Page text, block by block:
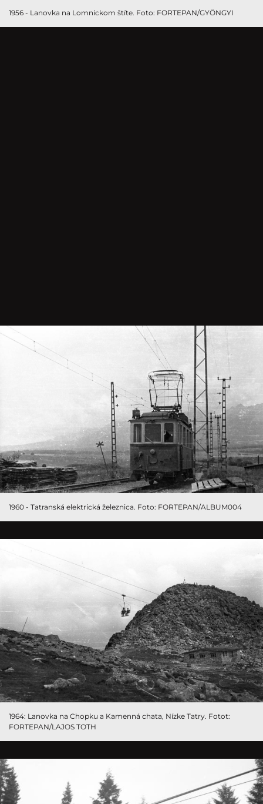
1956 - Lanovka na Lomnickom štíte. Foto: FORTEPAN/GYÖNGYI
1960 - Tatranská elektrická železnica. Foto: FORTEPAN/ALBUM004
1964: Lanovka na Chopku a Kamenná chata, Nízke Tatry. Fotot:
FORTEPAN/LAJOS TOTH